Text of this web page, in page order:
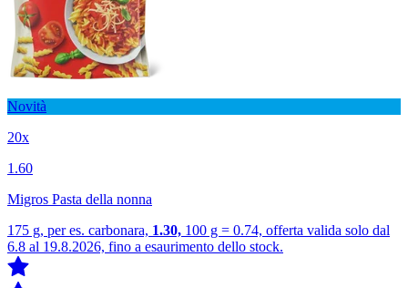
Novità
20x
1.60
Migros Pasta della nonna
175 g, per es. carbonara, 1.30, 100 g = 0.74, offerta valida solo dal
6.8 al 19.8.2026, fino a esaurimento dello stock.